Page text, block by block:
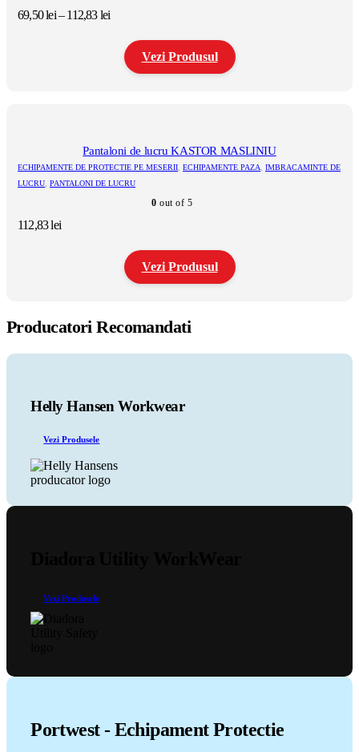
alese
în
69,50lei– 112,83leiInterval
prețuri:
69,50 lei
până
Vezi Produsul
variații.
Opțiunile
pot
alese
în
Pantaloni de lucru KASTOR MASLINIU
ECHIPAMENTE DE PROTECTIE PE MESERII, ECHIPAMENTE PAZA, IMBRACAMINTE DE
LUCRU, PANTALONI DE LUCRU
0 out of 5
112,83lei
Vezi Produsul
are
multe
pagina
produsului.
Producatori Recomandati
Helly Hansen Workwear
Vezi Produsele
Vezi Produsele
Portwest - Echipament Protectie